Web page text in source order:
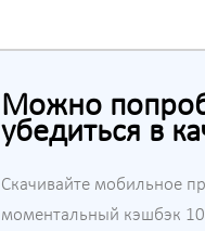
Можно
убедиться в
Скачивайте мобильное
моментальный кэшбэк